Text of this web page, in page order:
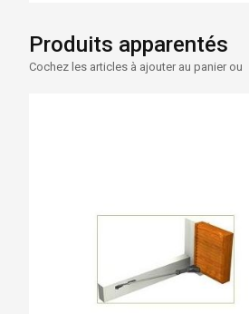
Produits apparentés
Cochez les articles à ajouter au panier ou